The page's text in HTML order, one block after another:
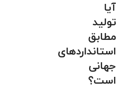
آیا
تولید
مطابق
استانداردهای
جهانی
است؟